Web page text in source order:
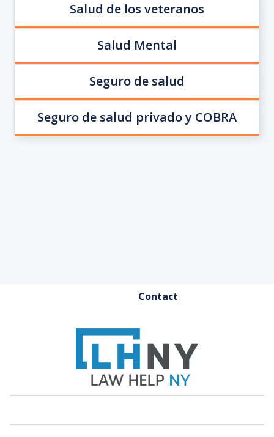
Salud de los veteranos
Salud Mental
Seguro de salud
Seguro de salud privado y COBRA
FOOTERContact